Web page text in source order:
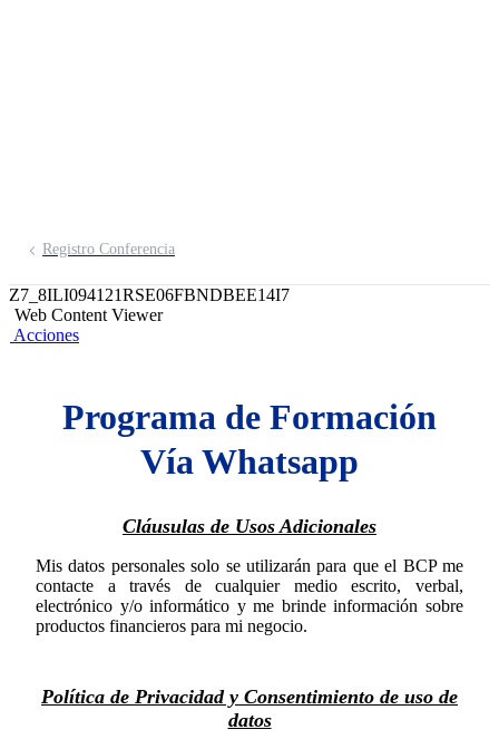
Registro Conferencia
Z7_8ILI094121RSE06FBNDBEE14I7
Web Content Viewer
Acciones
Programa de Formación
Vía Whatsapp
Cláusulas de Usos Adicionales
Mis datos personales solo se utilizarán para que el BCP me
contacte a través de cualquier medio escrito, verbal,
electrónico y/o informático y me brinde información sobre
productos financieros para mi negocio.
Política de Privacidad y Consentimiento de uso de
datos